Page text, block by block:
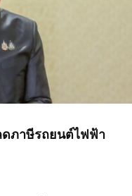
ดภาษีรถยนต์ไฟฟ้า